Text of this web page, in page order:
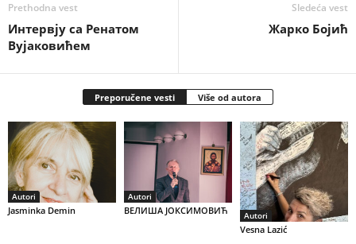
Prethodna vest
Интервју са Ренатом
Вујаковићем
Sledeća vest
Жарко Бојић
Preporučene vesti Više od autora
Autori
Jasminka Demin
Autori
ВЕЛИША ЈОКСИМОВИЋ Autori
Vesna Lazić